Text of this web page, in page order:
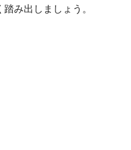
み出しましょう。